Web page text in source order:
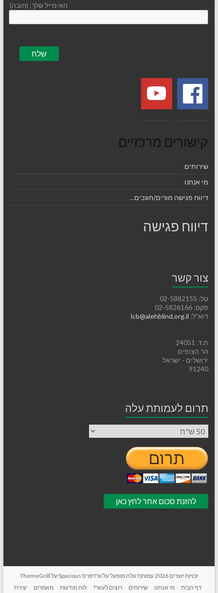
האימייל שלך: (חובה)
קישורים מרכזיים
שירותים
מי אנחנו
דיווח פגישה מורים/חונכים…
דיווח פגישה
צור קשר
טל: 02-5882155
פקס: 02-5826166
דוא"ל:
ת.ד. 24051
הר הצופים
ירושלים - ישראל
91240
תרום לעמותת עלה
זכויות יוצרים 2026 עמותת עלה מופעל על וורדפרסSpacious על
ThemeGrill
דף הבית
מי אנחנו שירותים רוצים לעזור? לוח מודעות מאמרים
יצירת